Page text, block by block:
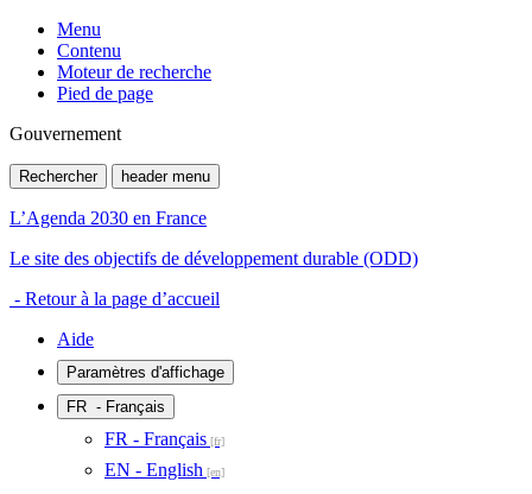
Menu
Contenu
Moteur de recherche
Pied de page
Gouvernement
Rechercher header menu
L’Agenda 2030 en France
Le site des objectifs de développement durable (ODD)
- Retour à la page d’accueil
Aide
Paramètres d'affichage
FR - Français
FR - Français
EN - English